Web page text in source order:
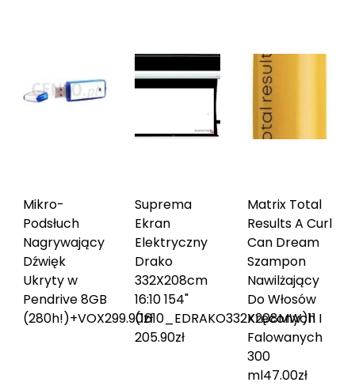
Mikro-
Podsłuch
Nagrywający
Dźwięk
Ukryty w
Pendrive 8GB
(280h!)+VOX299.90zł
Suprema
Ekran
Elektryczny
Drako
332X208cm
16:10 154"
(1610_EDRAKO332X208MW)11
205.90zł
Matrix Total
Results A Curl
Can Dream
Szampon
Nawilżający
Do Włosów
Kręconych I
Falowanych
300
ml47.00zł